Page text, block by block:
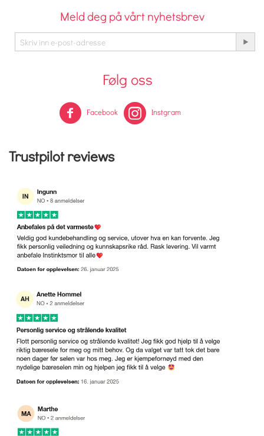
Meld deg på vårt nyhetsbrev
Følg oss
Facebook Instgram
Trustpilot reviews